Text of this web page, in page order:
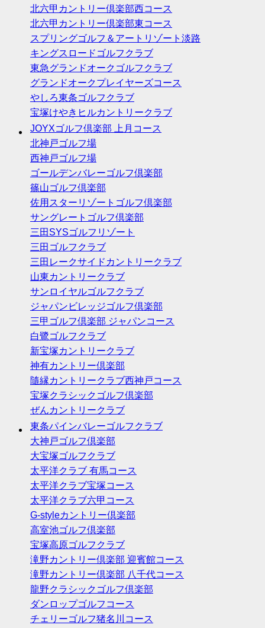
北六甲カントリー倶楽部西コース
北六甲カントリー倶楽部東コース
スプリングゴルフ＆アートリゾート淡路
キングスロードゴルフクラブ
東急グランドオークゴルフクラブ
グランドオークプレイヤーズコース
やしろ東条ゴルフクラブ
宝塚けやきヒルカントリークラブ
JOYXゴルフ倶楽部 上月コース
北神戸ゴルフ場
西神戸ゴルフ場
ゴールデンバレーゴルフ倶楽部
篠山ゴルフ倶楽部
佐用スターリゾートゴルフ倶楽部
サングレートゴルフ倶楽部
三田SYSゴルフリゾート
三田ゴルフクラブ
三田レークサイドカントリークラブ
山東カントリークラブ
サンロイヤルゴルフクラブ
ジャパンビレッジゴルフ倶楽部
三甲ゴルフ倶楽部 ジャパンコース
白鷺ゴルフクラブ
新宝塚カントリークラブ
神有カントリー倶楽部
隨縁カントリークラブ西神戸コース
宝塚クラシックゴルフ倶楽部
ぜんカントリークラブ
東条パインバレーゴルフクラブ
大神戸ゴルフ倶楽部
大宝塚ゴルフクラブ
太平洋クラブ 有馬コース
太平洋クラブ宝塚コース
太平洋クラブ六甲コース
G-styleカントリー倶楽部
高室池ゴルフ倶楽部
宝塚高原ゴルフクラブ
滝野カントリー倶楽部 迎賓館コース
滝野カントリー倶楽部 八千代コース
龍野クラシックゴルフ倶楽部
ダンロップゴルフコース
チェリーゴルフ猪名川コース